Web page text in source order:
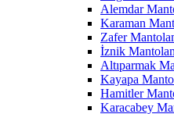
Alemdar
Karaman
Zafer
İznik
Altıparmak
Kayapa
Hamitler
Karacabey